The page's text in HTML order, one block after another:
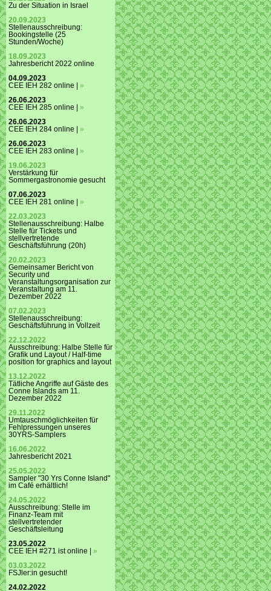
Zu der Situation in Israel
20.09.2023
Stellenausschreibung:
Bookingstelle (25
Stunden/Woche)
18.09.2023
Jahresbericht 2022 online
04.09.2023
CEE IEH 282 online | »
26.06.2023
CEE IEH 285 online | »
26.06.2023
CEE IEH 284 online | »
26.06.2023
CEE IEH 283 online | »
19.06.2023
Verstärkung für
Sommergastronomie gesucht
07.06.2023
CEE IEH 281 online | »
22.03.2023
Stellenausschreibung: Halbe
Stelle für Tickets und
stellvertretende
Geschäftsführung (20h)
20.02.2023
Gemeinsamer Bericht von
Security und
Veranstaltungsorganisation zur
Veranstaltung am 11.
Dezember 2022
07.02.2023
Stellenausschreibung:
Geschäftsführung in Vollzeit
22.12.2022
Ausschreibung: Halbe Stelle für
Grafik und Layout / Half-time
position for graphics and layout
13.12.2022
Tätliche Angriffe auf Gäste des
Conne Islands am 11.
Dezember 2022
29.11.2022
Umtauschmöglichkeiten für
Fehlpressungen unseres
30YRS-Samplers
16.06.2022
Jahresbericht 2021
25.05.2022
Sampler "30 Yrs Conne Island"
im Café erhältlich!
24.05.2022
Ausschreibung: Stelle im
Finanz-Team mit
stellvertretender
Geschäftsleitung
23.05.2022
CEE IEH #271 ist online | »
03.03.2022
FSJler:in gesucht!
24.02.2022